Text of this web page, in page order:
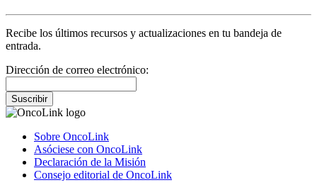
Recibe los últimos recursos y actualizaciones en tu bandeja de
entrada.
Dirección de correo electrónico:
Suscribir
Sobre OncoLink
Asóciese con OncoLink
Declaración de la Misión
Consejo editorial de OncoLink